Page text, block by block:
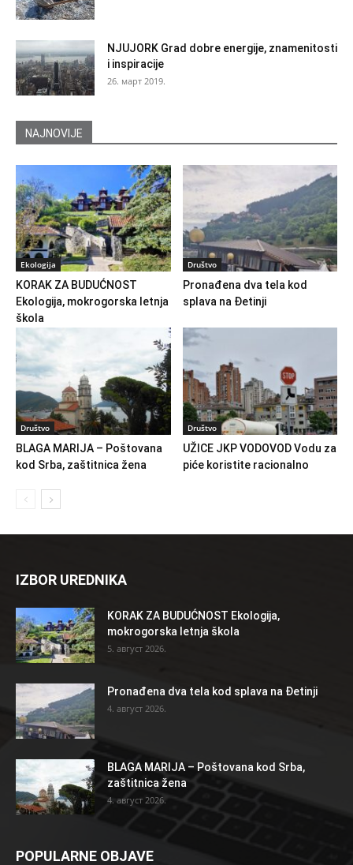
NJUJORK Grad dobre energije, znamenitosti
i inspiracije
26. март 2019.
NAJNOVIJE
Ekologija
KORAK ZA BUDUĆNOST
Ekologija, mokrogorska letnja
škola
Društvo
Pronađena dva tela kod
splava na Đetinji
Društvo
BLAGA MARIJA – Poštovana
kod Srba, zaštitnica žena
Društvo
UŽICE JKP VODOVOD Vodu za
piće koristite racionalno
IZBOR UREDNIKA
KORAK ZA BUDUĆNOST Ekologija,
mokrogorska letnja škola
5. август 2026.
Pronađena dva tela kod splava na Đetinji
4. август 2026.
BLAGA MARIJA – Poštovana kod Srba,
zaštitnica žena
4. август 2026.
POPULARNE OBJAVE